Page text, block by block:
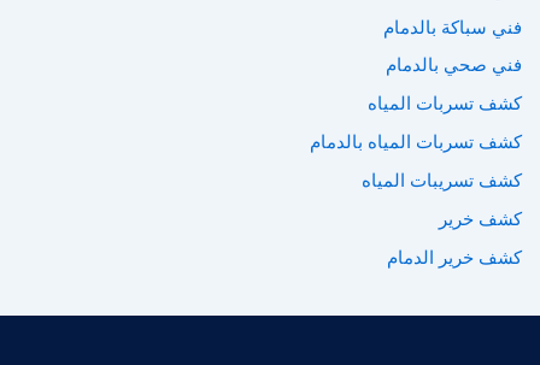
فني سباكة بالدمام
فني صحي بالدمام
كشف تسربات المياه
كشف تسربات المياه بالدمام
كشف تسريبات المياه
كشف خرير
كشف خرير الدمام